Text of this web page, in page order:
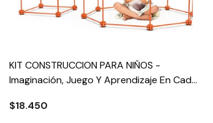
KIT CONSTRUCCION PARA NIÑOS -
Imaginación, Juego Y Aprendizaje En Cada
$18.450